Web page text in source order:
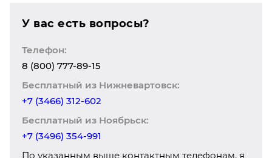
У вас есть вопросы?
Телефон:
8 (800) 777-89-15
Бесплатный из Нижневартовск:
+7 (3466) 312-602
Бесплатный из Ноябрьск:
+7 (3496) 354-991
По указанным выше контактным телефонам, я